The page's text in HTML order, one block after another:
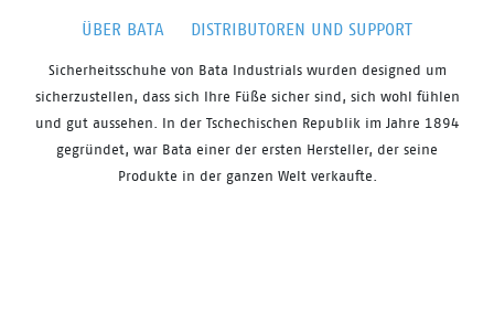
ÜBER BATA
DISTRIBUTOREN UND SUPPORT
Sicherheitsschuhe von Bata Industrialswurden designed um
sicherzustellen, dass sich Ihre Füße sicher sind, sich wohl fühlen
und gut aussehen. In der Tschechischen Republik im Jahre 1894
gegründet, war Bata einer der ersten Hersteller, der seine
Produkte in der ganzen Welt verkaufte.